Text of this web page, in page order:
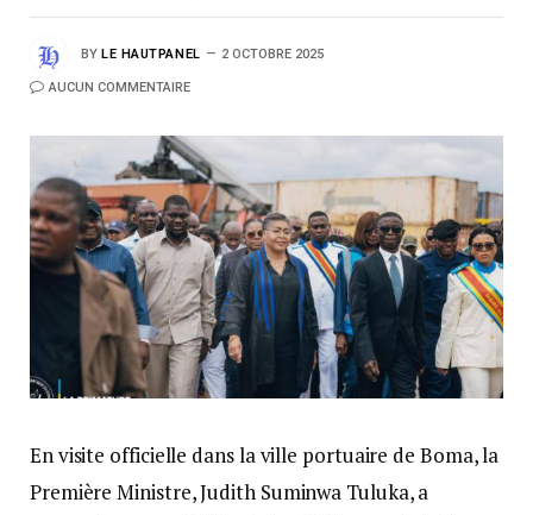
BY LE HAUTPANEL 2 OCTOBRE 2025
AUCUN COMMENTAIRE
En visite officielle dans la ville portuaire de Boma, la
Première Ministre, Judith Suminwa Tuluka, a